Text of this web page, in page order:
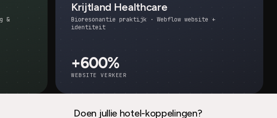
&
Krijtland Healthcare
Bioresonantie praktijk · Webflow website +
identiteit
+600%
WEBSITE VERKEER
Doen jullie hotel-koppelingen?